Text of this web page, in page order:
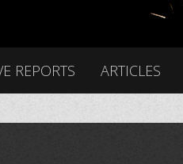
REPORTS ARTICLES